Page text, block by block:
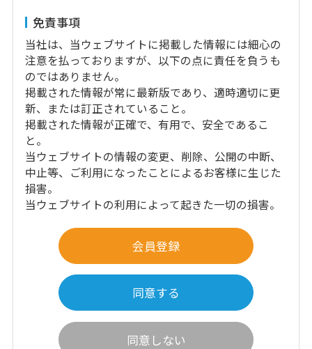
免責事項
当社は、当ウェブサイトに掲載した情報には細心の
注意を払っておりますが、以下の点に責任を負うも
のではありません。
掲載された情報が常に最新版であり、適時適切に更
新、または訂正されていること。
掲載された情報が正確で、有用で、安全であるこ
と。
当ウェブサイトの情報の変更、削除、公開の中断、
中止等、ご利用になったことによるお客様に生じた
損害。
当ウェブサイトの利用によって起きた一切の損害。
会員登録
同意する
同意しない